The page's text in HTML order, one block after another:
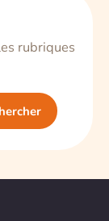
rubriques